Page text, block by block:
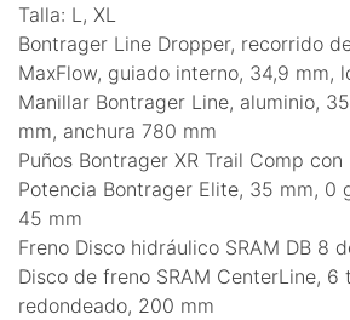
Talla: L, XL
Bontrager Line Dropper, recorrido
MaxFlow, guiado interno, 34,9 mm,
Manillar Bontrager Line, aluminio,
mm, anchura 780 mm
Puños Bontrager XR Trail Comp
Potencia Bontrager Elite, 35 mm, 0
45 mm
Freno Disco hidráulico SRAM DB 8
Disco de freno SRAM CenterLine, 6
redondeado, 200 mm